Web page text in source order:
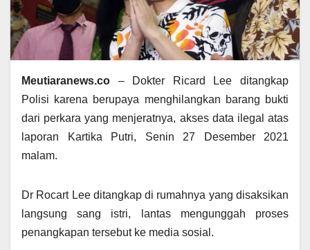
Meutiaranews.co – Dokter Ricard Lee ditangkap
Polisi karena berupaya menghilangkan barang bukti
dari perkara yang menjeratnya, akses data ilegal atas
laporan Kartika Putri, Senin 27 Desember 2021
malam.
Dr Rocart Lee ditangkap di rumahnya yang disaksikan
langsung sang istri, lantas mengunggah proses
penangkapan tersebut ke media sosial.